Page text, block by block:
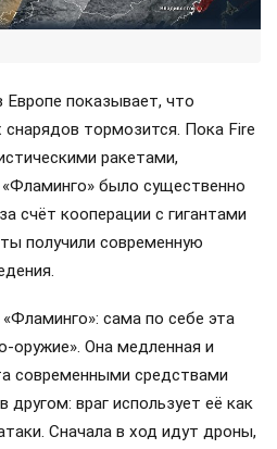
показывает, что
тормозится. Пока Fire
ракетами,
было существенно
счёт кооперации с гигантами
получили современную
сама по себе эта
оружие». Она медленная и
современными средствами
другом: враг использует её как
Сначала в ход идут дроны,